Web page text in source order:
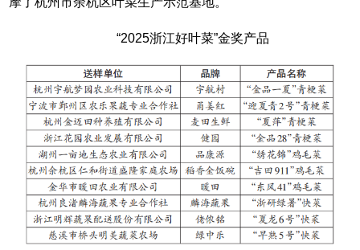
“2025浙江好叶菜”金奖产品